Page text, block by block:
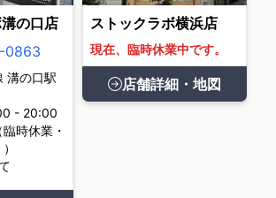
の口店
0863
溝の口駅
- 20:00
時休業・
ストックラボ横浜店
現在、臨時休業中です。
店舗詳細・地図